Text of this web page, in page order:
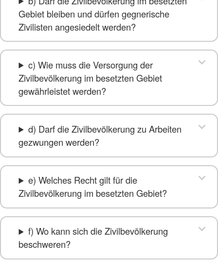
Gebiet bleiben und dürfen gegnerische
Zivilisten angesiedelt werden?
c) Wie muss die Versorgung der
Zivilbevölkerung im besetzten Gebiet
gewährleistet werden?
d) Darf die Zivilbevölkerung zu Arbeiten
gezwungen werden?
e) Welches Recht gilt für die
Zivilbevölkerung im besetzten Gebiet?
f) Wo kann sich die Zivilbevölkerung
beschweren?